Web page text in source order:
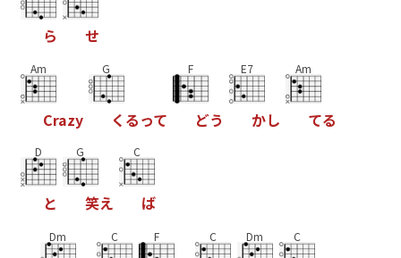
ら せ
Am
Crazy
G
く るって
F
どう
E7
かし
Am
てる
D
と
G
笑え
C
ば
Dm C F C Dm C